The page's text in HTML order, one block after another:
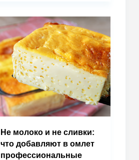
Не молоко и не сливки:
что добавляют в омлет
профессиональные